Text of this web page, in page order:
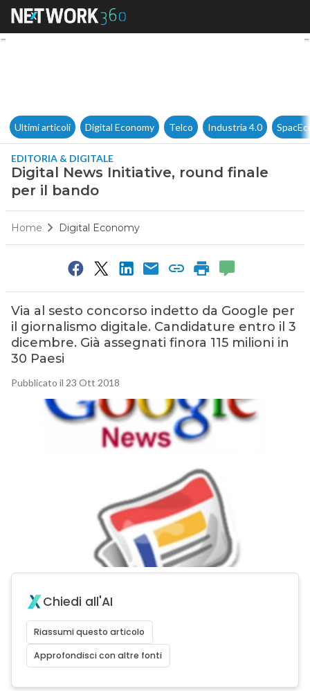
Digital News Initiative, round
Ultimi articoli Digital Economy Telco Industria 4.0
EDITORIA & DIGITALE
Digital News Initiative, round finale
per il bando
Home Digital Economy
Via al sesto concorso indetto da Google per
il giornalismo digitale. Candidature entro il 3
dicembre. Già assegnati finora 115 milioni in
30 Paesi
Pubblicato il 23 Ott 2018
Chiedi all'AI
Riassumi questo articolo
Approfondisci con altre fonti